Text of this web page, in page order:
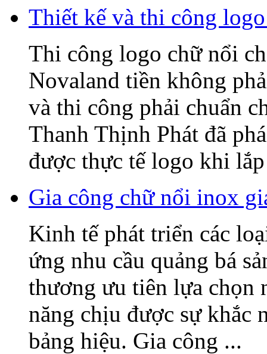
Thiết kế và thi công
Thi công logo chữ nổi
Novaland tiền không
và thi công phải chuẩn
Thanh Thịnh Phát đã
được thực tế logo khi
Gia công chữ nổi inox
Kinh tế phát triển các
ứng nhu cầu quảng bá
thương ưu tiên lựa chọn
năng chịu được sự khắc
bảng hiệu. Gia công ...